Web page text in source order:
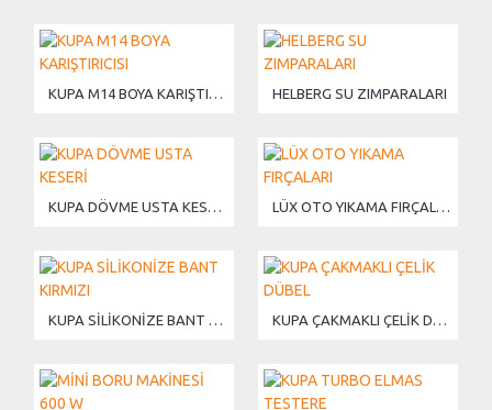
KUPA M14 BOYA KARIŞTIRICISI HELBERG SU ZIMPARALARI
KUPA DÖVME USTA KESERİ LÜX OTO YIKAMA FIRÇALARI
KUPA SİLİKONİZE BANT KIRMIZI KUPA ÇAKMAKLI ÇELİK DÜBEL